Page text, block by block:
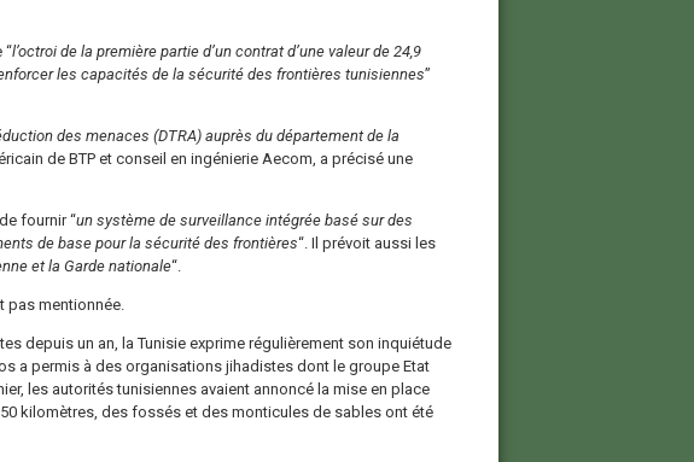
“l’octroi de la première partie d’un contrat d’une valeur de 24,9
les capacités de la sécurité des frontières tunisiennes”
des menaces (DTRA) auprès du département de la
de BTP et conseil en ingénierie Aecom, a précisé une
fournir “un système de surveillance intégrée basé sur des
de base pour la sécurité des frontières“. Il prévoit aussi les
et la Garde nationale“.
pas mentionnée.
depuis un an, la Tunisie exprime régulièrement son inquiétude
a permis à des organisations jihadistes dont le groupe Etat
les autorités tunisiennes avaient annoncé la mise en place
kilomètres, des fossés et des monticules de sables ont été